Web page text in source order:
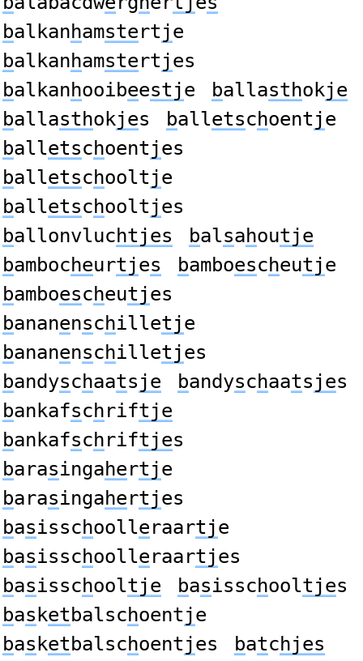
balkanhamstertje
balkanhamstertjes
balkanhooibeestje ballasthokje
ballasthokjes balletschoentje
balletschoentjes
balletschooltje
balletschooltjes
ballonvluchtjes balsahoutje
bambocheurtjes bamboescheutje
bamboescheutjes
bananenschilletje
bananenschilletjes
bandyschaatsje bandyschaatsjes
bankafschriftje
bankafschriftjes
barasingahertje
barasingahertjes
basisschoolleraartje
basisschoolleraartjes
basisschooltje basisschooltjes
bas ketbalschoentje
bas ketbalschoentjes batchjes